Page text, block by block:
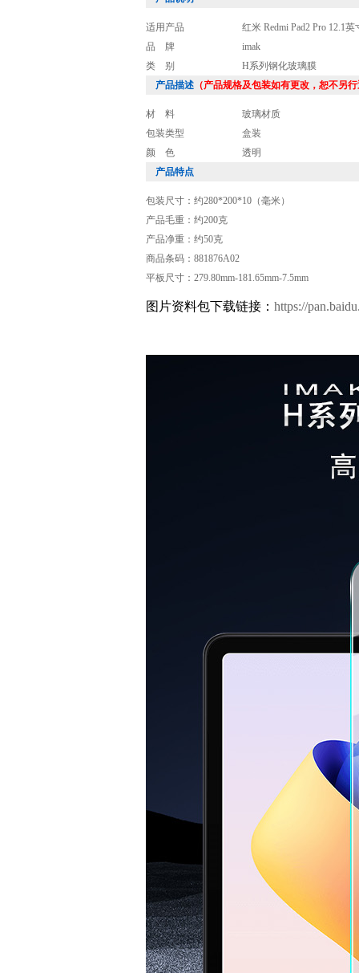
适用产品
红米 Redmi Pad2 Pro 12.1
品 牌
imak
类 别
H系列钢化玻璃膜
产品描述 （产品规格及包装如有更改，恕不另
材 料
玻璃材质
包装类型
盒装
颜 色
透明
产品特点
包装尺寸：约280*200*10（毫米）
产品毛重：约200克
产品净重：约50克
商品条码：881876A02
平板尺寸：279.80mm-181.65mm-7.5mm
图片资料包下载链接： https://